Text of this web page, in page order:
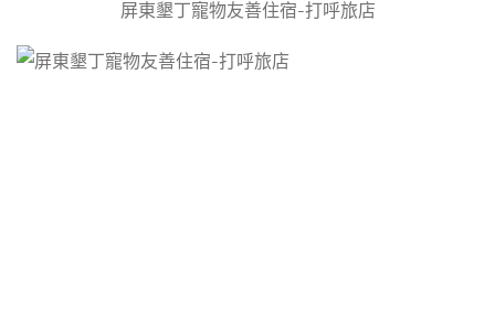
屏東墾丁寵物友善住宿-打呼旅店